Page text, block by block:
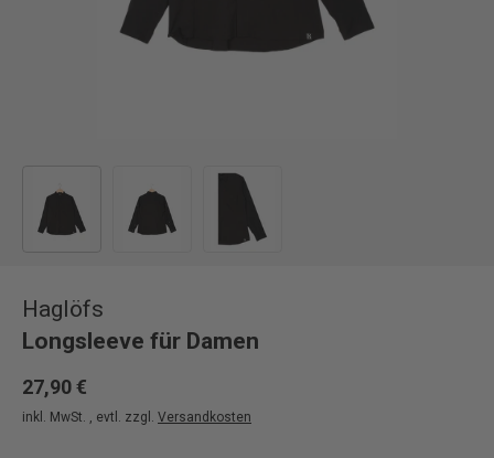
Haglöfs
Longsleeve für Damen
27,90 €
inkl. MwSt. , evtl. zzgl. Versandkosten